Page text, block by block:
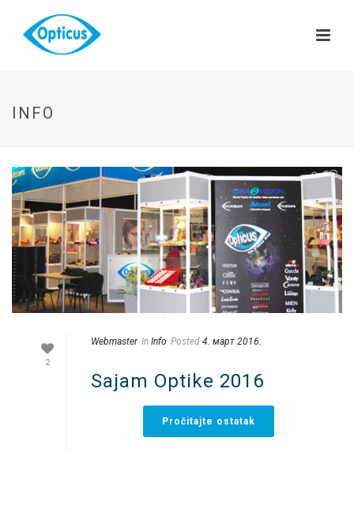
INFO
2
Webmaster In Info Posted 4. март 2016.
Sajam Optike 2016
Pročitajte ostatak